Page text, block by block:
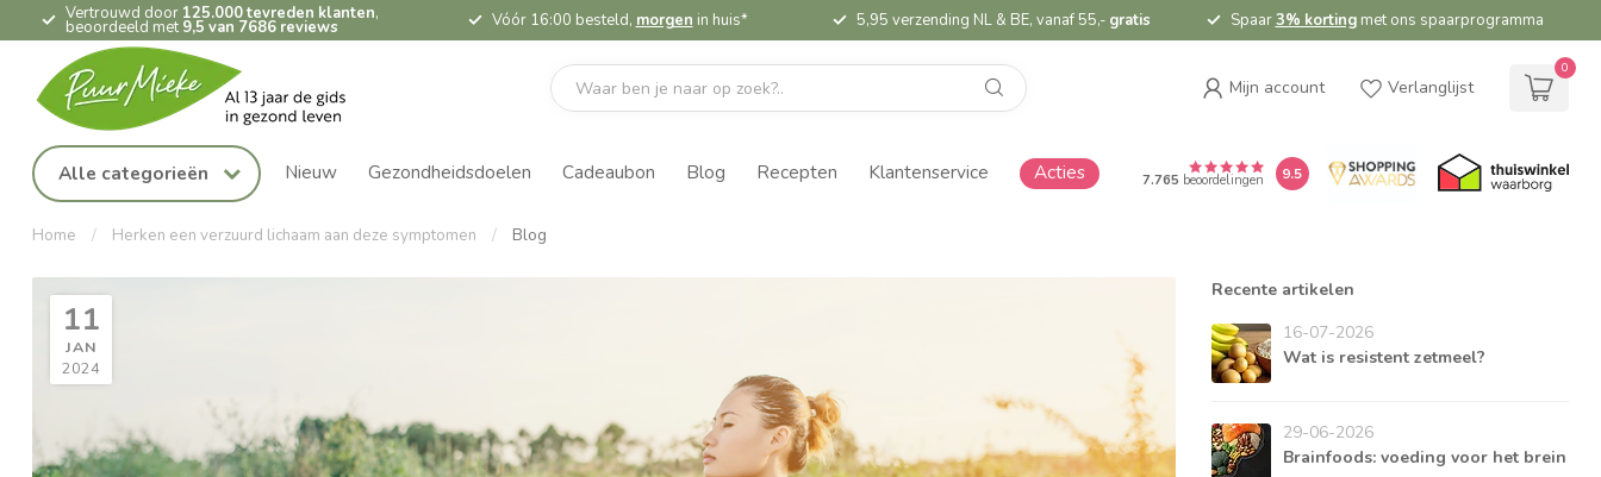
Vertrouwd door 125.000 tevreden klanten,
beoordeeld met 9,5 van 7686 reviews Vóór 16:00 besteld, morgen in huis* 5,95 verzending NL & BE, vanaf 55,- gratis Spaar3% kortingmet ons spaarprogramma
Mijn account Verlanglijst
0
Alle categorieën Nieuw Gezondheidsdoelen Cadeaubon Blog Recepten Klantenservice Acties 7.765 beoordelingen 9.5
Home / Herken een verzuurd lichaam aan deze symptomen / Blog
11
JAN
2024
Recente artikelen
16-07-2026
Wat is resistent zetmeel?
29-06-2026
Brainfoods: voeding voor het brein